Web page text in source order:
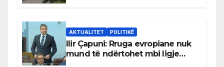
AKTUALITET POLITIKË
Ilir Çapuni: Rruga evropiane nuk
mund të ndërtohet mbi ligje